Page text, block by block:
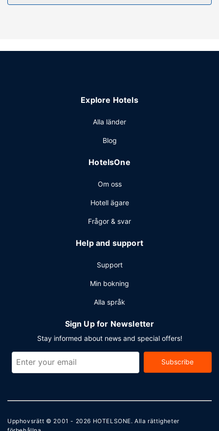
Gäster har tillgång till bland annat gratis dagstidningar i
dygnet runt). Planerar du ett event i Bahir Dar? På detta
90 kvadratmeter, däribland konferenscenter. Flygtransfer
Explore Hotels
Alla länder
Blog
HotelsOne
Om oss
Hotell ägare
Frågor & svar
Help and support
Support
Min bokning
Alla språk
Sign Up for Newsletter
Stay informed about news and special offers!
Subscribe
Upphovsrätt © 2001 - 2026 HOTELSONE. Alla rättigheter